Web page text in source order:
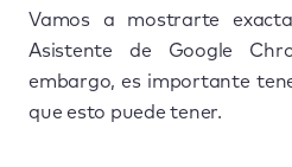
Vamos a mostrarte
Asistente de Google
embargo, es importante
que esto puede tener.